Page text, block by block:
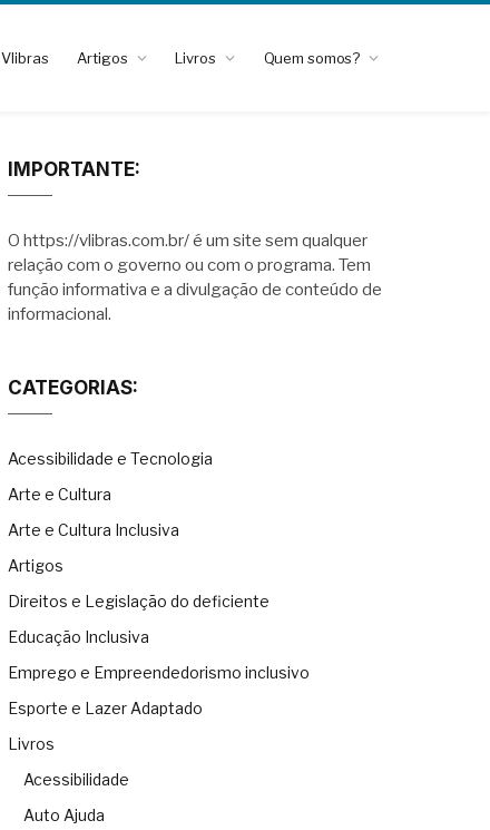
Vlibras Artigos Livros Quem somos?
IMPORTANTE:
O https://vlibras.com.br/ é um site sem qualquer
relação com o governo ou com o programa. Tem
função informativa e a divulgação de conteúdo de
informacional.
CATEGORIAS:
Acessibilidade e Tecnologia
Arte e Cultura
Arte e Cultura Inclusiva
Artigos
Direitos e Legislação do deficiente
Educação Inclusiva
Emprego e Empreendedorismo inclusivo
Esporte e Lazer Adaptado
Livros
Acessibilidade
Auto Ajuda